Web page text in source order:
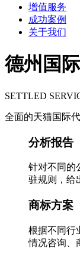
增值服务
成功案例
关于我们
德州国
SETTLED
全面的天猫国际
分析报告
针对不同的
驻规则，给
商标方案
根据不同行
情况咨询、